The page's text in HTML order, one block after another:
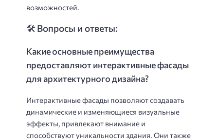
возможностей.
🛠️ Вопросы и ответы:
Какие основные преимущества
предоставляют интерактивные фасады
для архитектурного дизайна?
Интерактивные фасады позволяют создавать
динамические и изменяющиеся визуальные
эффекты, привлекают внимание и
способствуют уникальности здания. Они также